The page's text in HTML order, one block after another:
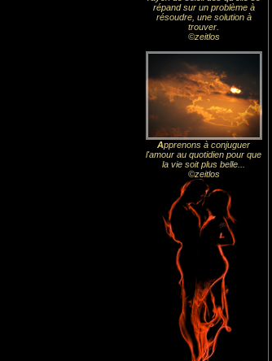
répand sur un problème à
résoudre, une solution à
trouver.
©zeitlos
Apprenons à conjuguer
l'amour au quotidien pour que
la vie soit plus belle...
©zeitlos